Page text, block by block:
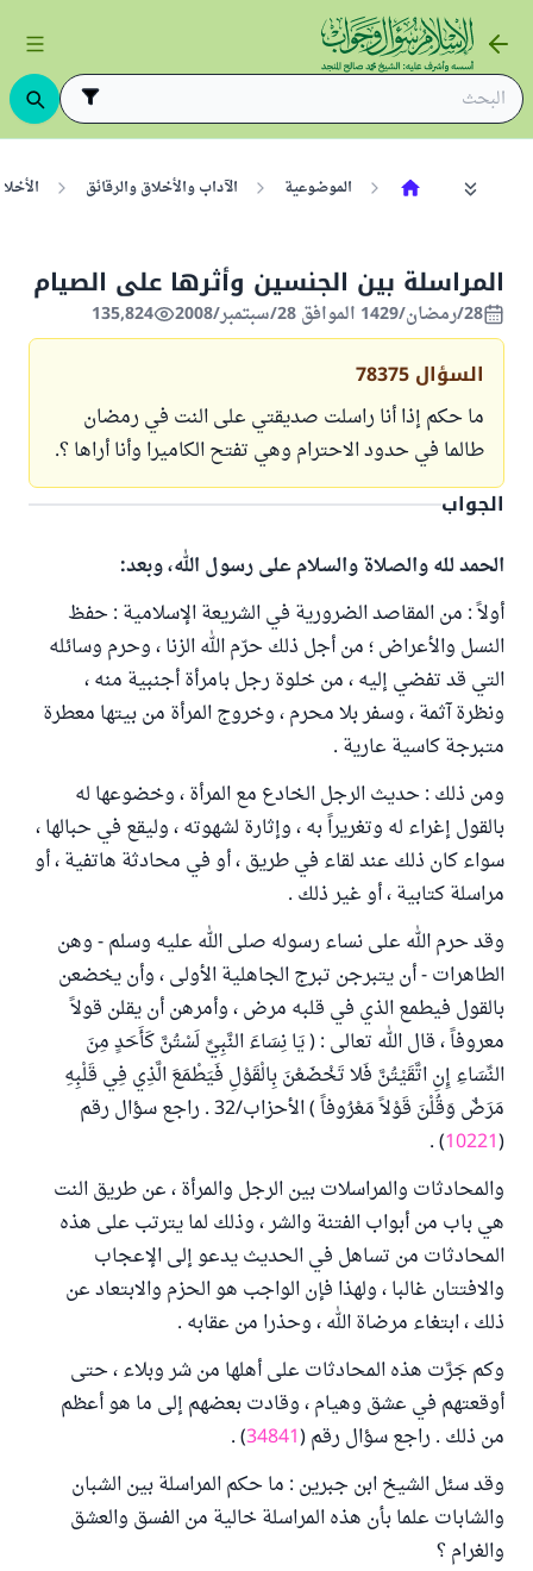
الموضوعية الآداب والأخلاق والرقائق
المراسلة بين الجنسين وأثرها على الصيام
28/رمضان/1429 الموافق 28/سبتمبر/2008 135,824
السؤال 78375
ما حكم إذا أنا راسلت صديقتي على النت في رمضان
طالما في حدود الاحترام وهي تفتح الكاميرا وأنا أراها ؟.
الجواب
الحمد لله والصلاة والسلام على رسول الله، وبعد:
أولاً : من المقاصد الضرورية في الشريعة الإسلامية : حفظ
النسل والأعراض ؛ من أجل ذلك حرّم الله الزنا ، وحرم وسائله
التي قد تفضي إليه ، من خلوة رجل بامرأة أجنبية منه ،
ونظرة آثمة ، وسفر بلا محرم ، وخروج المرأة من بيتها معطرة
متبرجة كاسية عارية .
ومن ذلك : حديث الرجل الخادع مع المرأة ، وخضوعها له
بالقول إغراء له وتغريراً به ، وإثارة لشهوته ، وليقع في حبالها ،
سواء كان ذلك عند لقاء في طريق ، أو في محادثة هاتفية ، أو
مراسلة كتابية ، أو غير ذلك .
وقد حرم الله على نساء رسوله صلى الله عليه وسلم - وهن
الطاهرات - أن يتبرجن تبرج الجاهلية الأولى ، وأن يخضعن
بالقول فيطمع الذي في قلبه مرض ، وأمرهن أن يقلن قولاً
معروفاً ، قال الله تعالى : ( يَا نِسَاءَ النَّبِيِّ لَسْتُنَّ كَأَحَدٍ مِنَ
النِّسَاءِ إِنِ اتَّقَيْتُنَّ فَلا تَخْضَعْنَ بِالْقَوْلِ فَيَطْمَعَ الَّذِي فِي قَلْبِهِ
مَرَضٌ وَقُلْنَ قَوْلاً مَعْرُوفاً ) الأحزاب/32 . راجع سؤال رقم
(
10221
) .
والمحادثات والمراسلات بين الرجل والمرأة ، عن طريق النت
هي باب من أبواب الفتنة والشر ، وذلك لما يترتب على هذه
المحادثات من تساهل في الحديث يدعو إلى الإعجاب
والافتتان غالبا ، ولهذا فإن الواجب هو الحزم والابتعاد عن
ذلك ، ابتغاء مرضاة الله ، وحذرا من عقابه .
وكم جَرَّت هذه المحادثات على أهلها من شر وبلاء ، حتى
أوقعتهم في عشق وهيام ، وقادت بعضهم إلى ما هو أعظم
من ذلك . راجع سؤال رقم (34841
) .
وقد سئل الشيخ ابن جبرين : ما حكم المراسلة بين الشبان
والشابات علما بأن هذه المراسلة خالية من الفسق والعشق
والغرام ؟